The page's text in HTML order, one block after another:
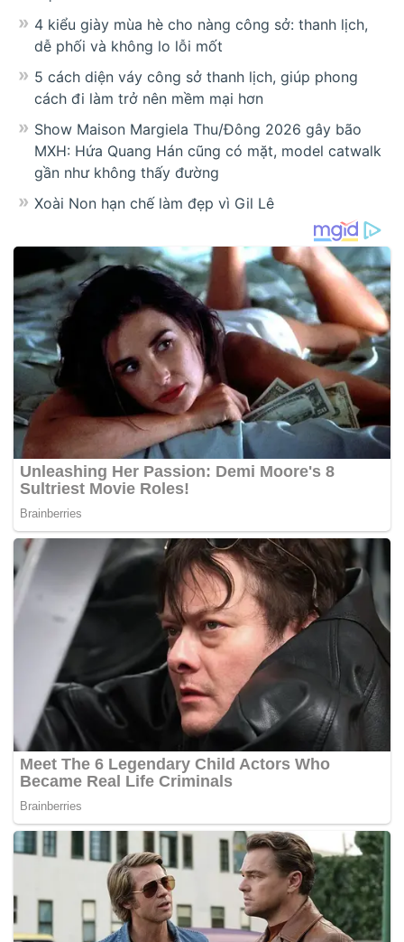
4 kiểu giày mùa hè cho nàng công sở: thanh lịch,
dễ phối và không lo lỗi mốt
5 cách diện váy công sở thanh lịch, giúp phong
cách đi làm trở nên mềm mại hơn
Show Maison Margiela Thu/Đông 2026 gây bão
MXH: Hứa Quang Hán cũng có mặt, model catwalk
gần như không thấy đường
Xoài Non hạn chế làm đẹp vì Gil Lê